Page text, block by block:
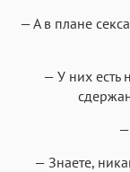
— А в плане
— У них есть
— Знаете,